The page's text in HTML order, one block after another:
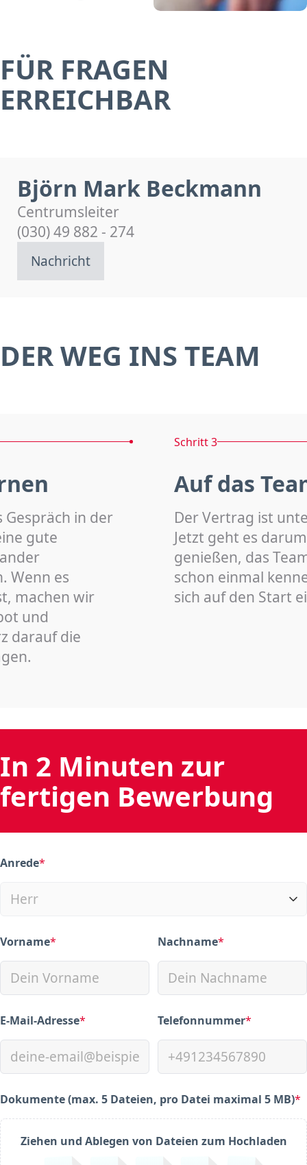
FÜR FRAGEN
ERREICHBAR
Björn Mark Beckmann
Centrumsleiter
(030) 49 882 - 274
Nachricht
DER WEG INS TEAM
Gespräch in der
gute
Wenn es
machen wir
und
darauf die
Schritt 3
Auf das
Der Vertrag ist
Jetzt geht es
genießen, das
schon einmal
sich auf den Start
In 2 Minuten zur
fertigen Bewerbung
Anrede*
(required)
Vorname*
(required) Nachname*
(required)
E-Mail-Adresse*
(required) Telefonnummer*
(required)
Dokumente (max. 5 Dateien, pro Datei maximal 5 MB)*
(required)
Ziehen und Ablegen von Dateien zum Hochladen